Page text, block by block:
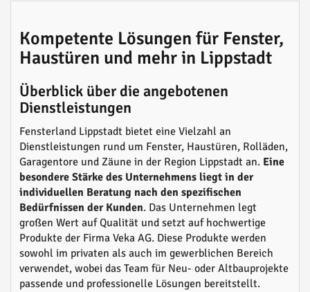
Kompetente Lösungen für Fenster,
Haustüren und mehr in Lippstadt
Überblick über die angebotenen
Dienstleistungen
Fensterland Lippstadt bietet eine Vielzahl an
Dienstleistungen rund um Fenster, Haustüren, Rolläden,
Garagentore und Zäune in der Region Lippstadt an. Eine
besondere Stärke des Unternehmens liegt in der
individuellen Beratung nach den spezifischen
Bedürfnissen der Kunden. Das Unternehmen legt
großen Wert auf Qualität und setzt auf hochwertige
Produkte der Firma Veka AG. Diese Produkte werden
sowohl im privaten als auch im gewerblichen Bereich
verwendet, wobei das Team für Neu- oder Altbauprojekte
passende und professionelle Lösungen bereitstellt.